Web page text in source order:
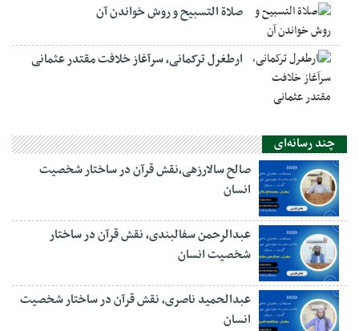
صلاة التسبيح و روش خواندن آن
ارطغرل ترکمانی، سرآغاز خلافت مقتدر عثمانی
چند رسانه‌ای
صالح سالارزهی،‌نقش قرآن در ساختار شخصیت
انسان
عبدالرحمن سفالبندی، نقش قرآن در ساختار
شخصیت انسان
عبدالحمید ناصری، نقش قرآن در ساختار شخصیت
انسان